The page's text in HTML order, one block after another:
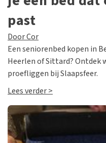
past
Door Cor
Een seniorenbed kopen in
Heerlen of Sittard? Ontdek
proefliggen bij Slaapsfeer.
Lees verder >